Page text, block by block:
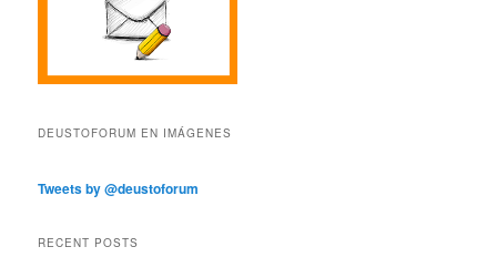
DEUSTOFORUM EN IMÁGENES
Tweets by @deustoforum
RECENT POSTS